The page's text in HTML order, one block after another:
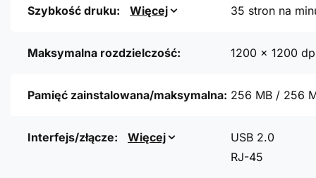
Szybkość druku: Więcej 35 stron na
Maksymalna rozdzielczość: 1200 x 1200
Pamięć zainstalowana/maksymalna: 256 MB / 256
Interfejs/złącze: Więcej
USB 2.0
RJ-45